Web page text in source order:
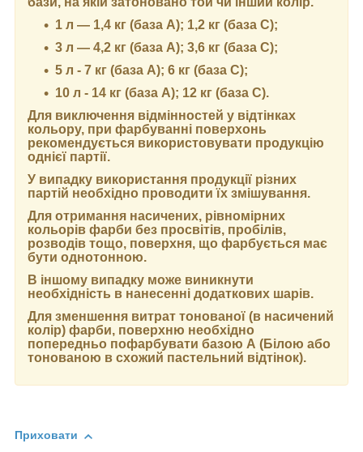
1 л — 1,4 кг (база А); 1,2 кг (база С);
3 л — 4,2 кг (база А); 3,6 кг (база C);
5 л - 7 кг (база А); 6 кг (база С);
10 л - 14 кг (база А); 12 кг (база С).
Для виключення відмінностей у відтінках
кольору, при фарбуванні поверхонь
рекомендується використовувати продукцію
однієї партії.
У випадку використання продукції різних
партій необхідно проводити їх змішування.
Для отримання насичених, рівномірних
кольорів фарби без просвітів, пробілів,
розводів тощо, поверхня, що фарбується має
бути однотонною.
В іншому випадку може виникнути
необхідність в нанесенні додаткових шарів.
Для зменшення витрат тонованої (в насичений
колір) фарби, поверхню необхідно
попередньо пофарбувати базою А (Білою або
тонованою в схожий пастельний відтінок).
Приховати